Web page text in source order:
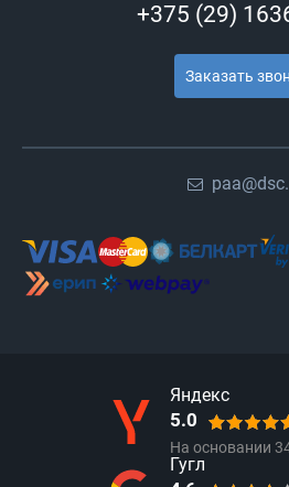
+375 (29)
Заказать
Яндекс
5.0
На основании
Гугл